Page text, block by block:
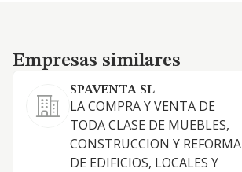
Empresas similares
Empresas similares
SPAVENTA SL
LA COMPRA Y VENTA DE
TODA CLASE DE MUEBLES,
CONSTRUCCION Y REFORMA
DE EDIFICIOS, LOCALES Y